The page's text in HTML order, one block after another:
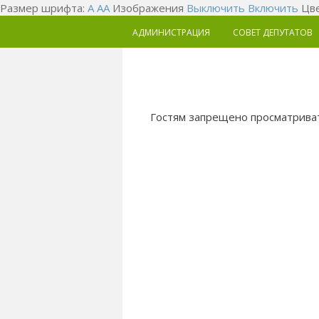
Размер шрифта: A AAИзображения Выключить Включить
АДМИНИСТРАЦИЯ СОВЕТ ДЕПУТАТОВ
Гостям запрещено